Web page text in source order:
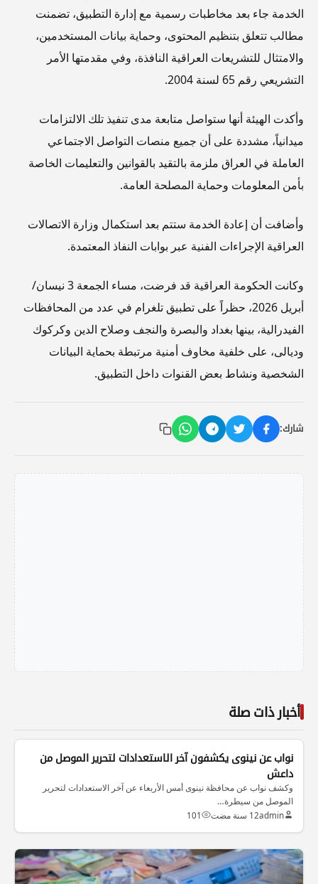
الخدمة جاء بعد مخاطبات رسمية مع إدارة التطبيق، تضمنت
مطالب تتعلق بتنظيم المحتوى، وحماية بيانات المستخدمين،
والامتثال للتشريعات العراقية النافذة، وفي مقدمتها الأمر
التشريعي رقم 65 لسنة 2004.
وأكدت الهيئة أنها ستواصل متابعة مدى تنفيذ تلك الالتزامات
ميدانياً، مشددة على أن جميع منصات التواصل الاجتماعي
العاملة في العراق ملزمة بالتقيد بالقوانين والتعليمات الخاصة
بأمن المعلومات وحماية المصلحة العامة.
وأضافت أن إعادة الخدمة ستتم بعد استكمال وزارة الاتصالات
العراقية الإجراءات الفنية عبر بوابات النفاذ المعتمدة.
وكانت الحكومة العراقية قد فرضت، مساء الجمعة 3 نيسان/
أبريل 2026، حظراً على تطبيق تلغرام في عدد من المحافظات
الفيدرالية، بينها بغداد والبصرة والنجف وصلاح الدين وكركوك
وديالى، على خلفية مخاوف أمنية مرتبطة بحماية البيانات
الشخصية ونشاط بعض القنوات داخل التطبيق.
شارك:
أخبار ذات صلة
نواب عن نينوى يكشفون آخر الاستعدادات لتحرير الموصل من
داعش
وكشف نواب عن محافظة نينوى أمس الأربعاء عن آخر الاستعدادات لتحرير
الموصل من سيطرة…
admin12 سنة مضت 101